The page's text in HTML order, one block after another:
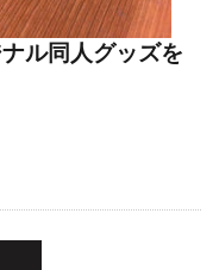
ル同人グッズを